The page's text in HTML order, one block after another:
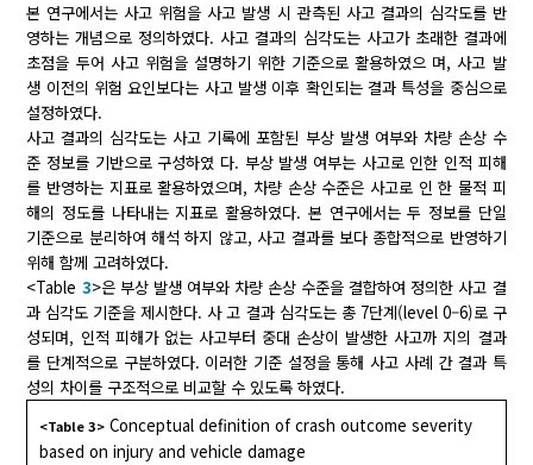
본 연구에서는 사고 위험을 사고 발생 시 관측된 사고 결과의 심각도를 반
영하는 개념으로 정의하였다. 사고 결과의 심각도는 사고가 초래한 결과에
초점을 두어 사고 위험을 설명하기 위한 기준으로 활용하였으 며, 사고 발
생 이전의 위험 요인보다는 사고 발생 이후 확인되는 결과 특성을 중심으로
설정하였다.
사고 결과의 심각도는 사고 기록에 포함된 부상 발생 여부와 차량 손상 수
준 정보를 기반으로 구성하였 다. 부상 발생 여부는 사고로 인한 인적 피해
를 반영하는 지표로 활용하였으며, 차량 손상 수준은 사고로 인 한 물적 피
해의 정도를 나타내는 지표로 활용하였다. 본 연구에서는 두 정보를 단일
기준으로 분리하여 해석 하지 않고, 사고 결과를 보다 종합적으로 반영하기
위해 함께 고려하였다.
<Table 3>은 부상 발생 여부와 차량 손상 수준을 결합하여 정의한 사고 결
과 심각도 기준을 제시한다. 사 고 결과 심각도는 총 7단계(level 0–6)로 구
성되며, 인적 피해가 없는 사고부터 중대 손상이 발생한 사고까 지의 결과
를 단계적으로 구분하였다. 이러한 기준 설정을 통해 사고 사례 간 결과 특
성의 차이를 구조적으로 비교할 수 있도록 하였다.
<Table 3> Conceptual definition of crash outcome severity
based on injury and vehicle damage